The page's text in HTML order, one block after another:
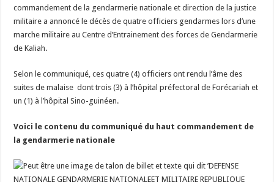
commandement de la gendarmerie nationale et direction de la justice
militaire a annoncé le décès de quatre officiers gendarmes lors d’une
marche militaire au Centre d’Entrainement des forces de Gendarmerie
de Kaliah.
Selon le communiqué, ces quatre (4) officiers ont rendu l’âme des
suites de malaise dont trois (3) à l’hôpital préfectoral de Forécariah et
un (1) à l’hôpital Sino-guinéen.
Voici le contenu du communiqué du haut commandement de
la gendarmerie nationale